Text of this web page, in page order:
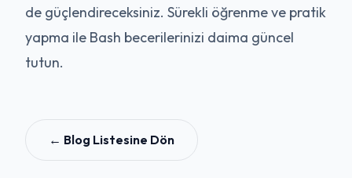
de güçlendireceksiniz. Sürekli öğrenme ve pratik
yapma ile Bash becerilerinizi daima güncel
tutun.
← Blog Listesine Dön